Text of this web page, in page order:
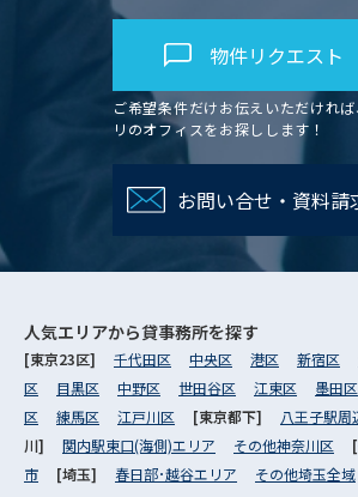
物件リクエスト
ご希望条件だけお伝えいただけれ
リのオフィスをお探しします！
お問い合せ・資料請
人気エリアから貸事務所を探す
[東京23区] 千代田区 中央区 港区 新宿区
区
目黒区 中野区 世田谷区 江東区 墨田区
区
練馬区 江戸川区 [東京都下] 八王子駅周
川] 関内駅東口(海側)エリア その他神奈川区
市
[埼玉] 春日部･越谷エリア その他埼玉全域